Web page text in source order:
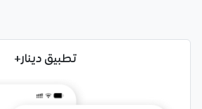
تطبيق دينار+